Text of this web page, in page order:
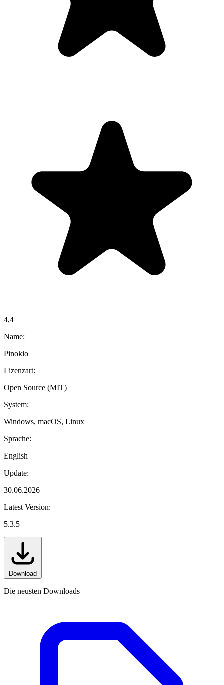
4,4
Name:
Pinokio
Lizenzart:
Open Source (MIT)
System:
Windows, macOS, Linux
Sprache:
English
Update:
30.06.2026
Latest Version:
5.3.5
Download
Die neusten Downloads